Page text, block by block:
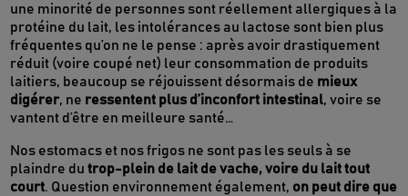
une minorité de personnes sont réellement allergiques à la
protéine du lait, les intolérances au lactose sont bien plus
fréquentes qu’on ne le pense : après avoir drastiquement
réduit (voire coupé net) leur consommation de produits
laitiers, beaucoup se réjouissent désormais de mieux
digérer, ne ressentent plus d’inconfort intestinal, voire se
vantent d’être en meilleure santé…
Nos estomacs et nos frigos ne sont pas les seuls à se
plaindre dutrop-plein de lait de vache, voire du lait tout
court. Question environnement également, on peut dire que